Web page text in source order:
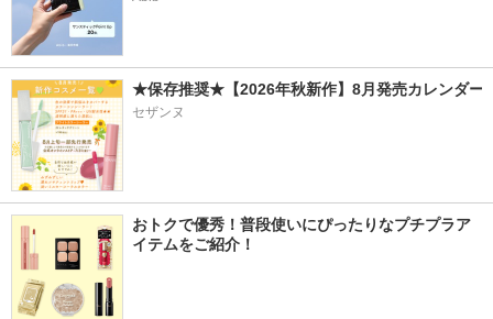
★保存推奨★【2026年秋新作】8月発売カレンダー
セザンヌ
おトクで優秀！普段使いにぴったりなプチプラア
イテムをご紹介！